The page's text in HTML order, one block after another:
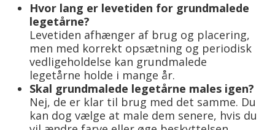
Hvor lang er levetiden for grundmalede
legetårne?
Levetiden afhænger af brug og placering,
men med korrekt opsætning og periodisk
vedligeholdelse kan grundmalede
legetårne holde i mange år.
Skal grundmalede legetårne males igen?
Nej, de er klar til brug med det samme. Du
kan dog vælge at male dem senere, hvis du